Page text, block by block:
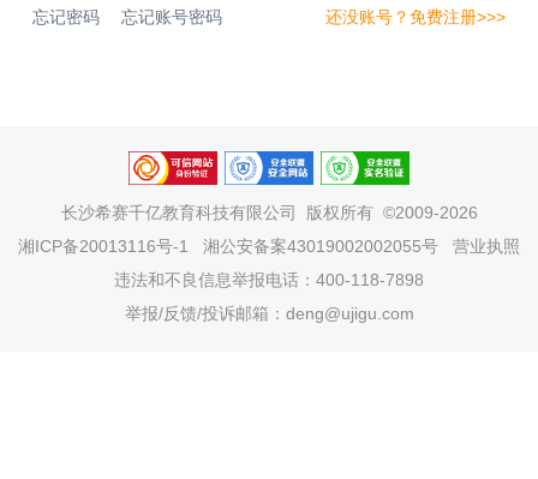
忘记密码 忘记账号密码 还没账号？免费注册>>>
长沙希赛千亿教育科技有限公司
版权所有 ©2009-2026
湘ICP备20013116号-1
湘公安备案43019002002055号
营业执照
违法和不良信息举报电话：400-118-7898
举报/反馈/投诉邮箱：deng@ujigu.com